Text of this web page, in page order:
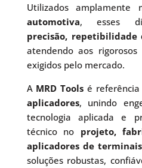
Utilizados amplamente
automotiva, esses
precisão,
atendendo aos
exigidos pelo mercado.
A MRD Tools é referência
aplicadores, unindo
tecnologia aplicada e
técnico no projeto,
aplicadores de
soluções robustas,